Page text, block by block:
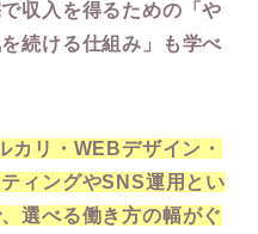
収入を得るための「や
続ける仕組み」も学べ
カリ・WEBデザイン・
ィングやSNS運用とい
選べる働き方の幅がぐ